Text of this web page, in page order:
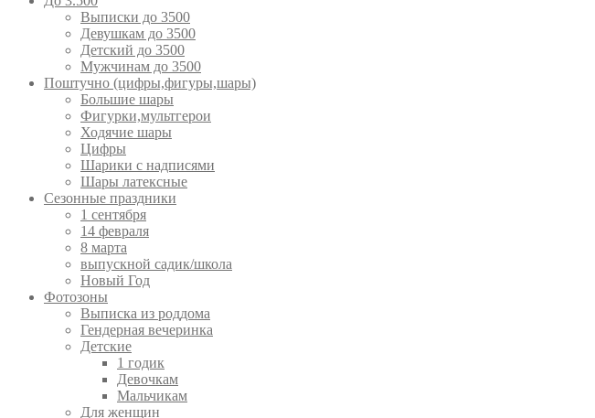
Выписки до 3500
Девушкам до 3500
Детский до 3500
Мужчинам до 3500
Поштучно (цифры,фигуры,шары)
Большие шары
Фигурки,мультгерои
Ходячие шары
Цифры
Шарики с надписями
Шары латексные
Сезонные праздники
1 сентября
14 февраля
8 марта
выпускной садик/школа
Новый Год
Фотозоны
Выписка из роддома
Гендерная вечеринка
Детские
1 годик
Девочкам
Мальчикам
Для женщин